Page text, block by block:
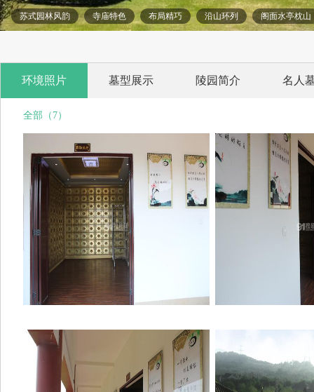
苏式园林风韵 寺庙特色 布局精巧 沿山环列 阁面水亭枕山
环境照片 墓型展示 陵园简介 名人
全部（7）